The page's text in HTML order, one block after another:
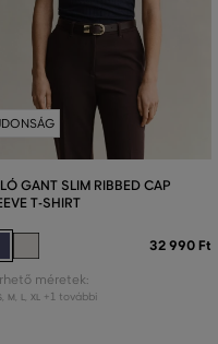
GANT SLIM RIBBED CAP
T-SHIRT
32 990 Ft
méretek:
, M L XL +1 további